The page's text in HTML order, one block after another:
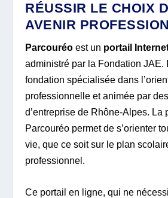
RÉUSSIR LE CHOIX
AVENIR
Parcouréo est un portail
administré par la Fondation JAE.
fondation spécialisée dans
professionnelle et animée par
d’entreprise de Rhône-Alpes. La
Parcouréo permet de s’orienter
vie, que ce soit sur le plan
professionnel.
Ce portail en ligne, qui ne